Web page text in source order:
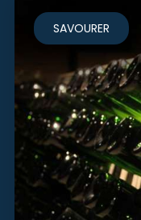
SAVOURER